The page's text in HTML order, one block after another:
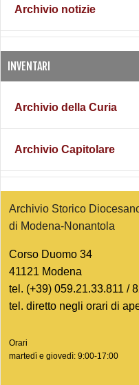
Archivio notizie
INVENTARI
Archivio della Curia
Archivio Capitolare
Archivio Storico
di Modena-Nonantola
Corso Duomo 34
41121 Modena
tel. (+39) 059.21.33.811 /
tel. diretto negli orari di
Orari
martedì e giovedì: 9:00-17:00